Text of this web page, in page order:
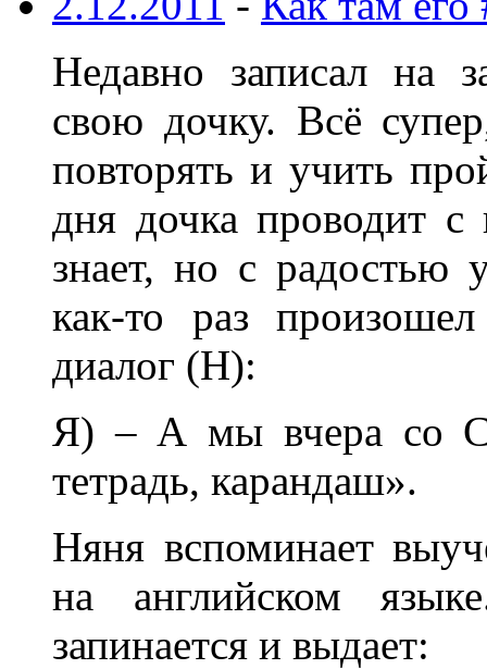
Недавно записал на
свою дочку. Всё
повторять и учить
дня дочка проводит с
знает, но с радостью
как-то раз
диалог (Н):
Я) – А мы вчера со
тетрадь, карандаш».
Няня вспоминает
на английском
запинается и выдает: